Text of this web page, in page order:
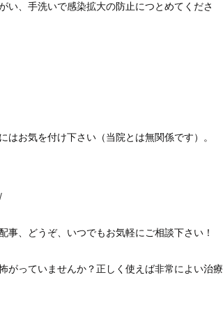
い、手洗いで感染拡大の防止につとめてくださ
お気を付け下さい（当院とは無関係です）。
、どうぞ、いつでもお気軽にご相談下さい！
がっていませんか？正しく使えば非常によい治療